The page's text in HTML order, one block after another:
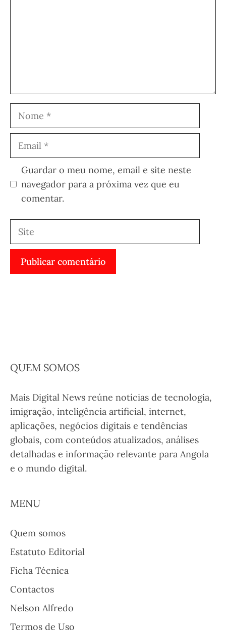
Guardar o meu nome, email e site neste
navegador para a próxima vez que eu
comentar.
QUEM SOMOS
Mais Digital News reúne notícias de tecnologia,
imigração, inteligência artificial, internet,
aplicações, negócios digitais e tendências
globais, com conteúdos atualizados, análises
detalhadas e informação relevante para Angola
e o mundo digital.
MENU
Quem somos
Estatuto Editorial
Ficha Técnica
Contactos
Nelson Alfredo
Termos de Uso